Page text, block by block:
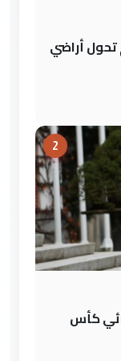
أراضي
2
كأس